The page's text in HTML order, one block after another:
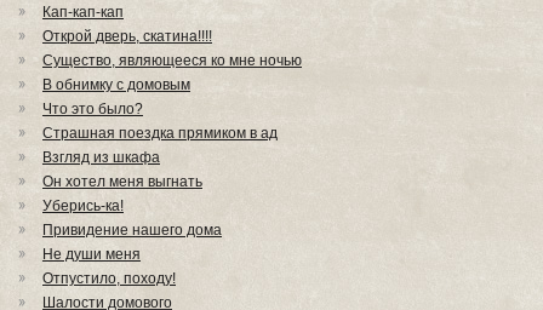
Кап-кап-кап
Открой дверь, скатина!!!!
Существо, являющееся ко мне ночью
В обнимку с домовым
Что это было?
Страшная поездка прямиком в ад
Взгляд из шкафа
Он хотел меня выгнать
Уберись-ка!
Привидение нашего дома
Не души меня
Отпустило, походу!
Шалости домового